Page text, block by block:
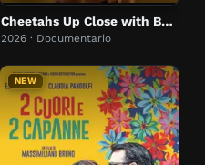
Cheetahs Up Close with Bertie Gregory
2026 · Documentario
NEW